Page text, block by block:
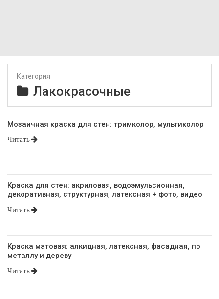
Категория
Лакокрасочные
Мозаичная краска для стен: тримколор, мультиколор
Читать
Краска для стен: акриловая, водоэмульсионная,
декоративная, структурная, латексная + фото, видео
Читать
Краска матовая: алкидная, латексная, фасадная, по
металлу и дереву
Читать